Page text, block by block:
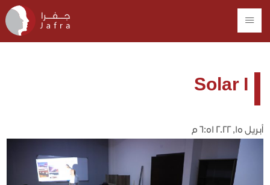
Solar 1
أبريل 15, 2022 6:51 م